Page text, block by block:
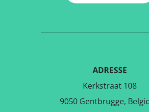
ADRESSE
Kerkstraat 108
9050 Gentbrugge,